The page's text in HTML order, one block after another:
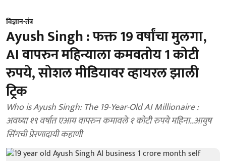
विज्ञान-तंत्र
Ayush Singh : फक्त 19 वर्षांचा मुलगा,
AI वापरुन महिन्याला कमवतोय 1 कोटी
रुपये, सोशल मीडियावर व्हायरल झाली
ट्रिक
Who is Ayush Singh: The 19-Year-Old AI Millionaire :
अवघ्या १९ वर्षात एआय वापरुन कमावले १ कोटी रुपये महिना..आयुष
सिंगची प्रेरणादायी कहाणी